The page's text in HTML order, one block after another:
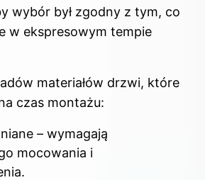
wybór był zgodny z tym, co
w ekspresowym tempie
materiałów drzwi, które
czas montażu:
– wymagają
mocowania i